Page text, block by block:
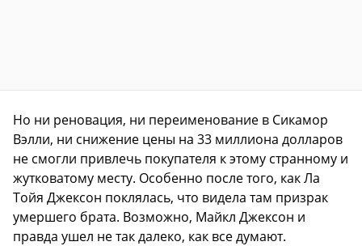
Но ни реновация, ни переименование в Сикамор
Вэлли, ни снижение цены на 33 миллиона долларов
не смогли привлечь покупателя к этому странному и
жутковатому месту. Особенно после того, как Ла
Тойя Джексон поклялась, что видела там призрак
умершего брата. Возможно, Майкл Джексон и
правда ушел не так далеко, как все думают.